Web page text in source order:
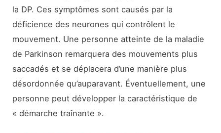
la DP. Ces symptômes sont causés par la
déficience des neurones qui contrôlent le
mouvement. Une personne atteinte de la maladie
de Parkinson remarquera des mouvements plus
saccadés et se déplacera d’une manière plus
désordonnée qu’auparavant. Éventuellement, une
personne peut développer la caractéristique de
« démarche traînante ».